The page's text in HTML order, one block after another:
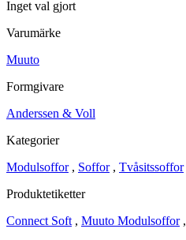
Inget val gjort
Varumärke
Muuto
Formgivare
Anderssen & Voll
Kategorier
Modulsoffor, Soffor, Tvåsitssoffor
Produktetiketter
Connect Soft , Muuto Modulsoffor,